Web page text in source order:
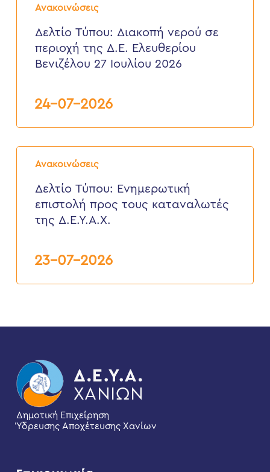
2026Ανακοινώσεις
Τύπου:
νερού
περιοχή
2026
Δελτίο Τύπου: Διακοπή νερού σε
περιοχή της Δ.Ε. Ελευθερίου
Βενιζέλου 27 Ιουλίου 2026
24-07-2026
Ανακοινώσεις
Δελτίο
Τύπου:
επιστολή
προς
τους
καταναλωτές
Δελτίο Τύπου: Eνημερωτική
επιστολή προς τους καταναλωτές
της Δ.Ε.Υ.Α.Χ.
23-07-2026
Δημοτική Επιχείρηση
Ύδρευσης Αποχέτευσης Χανίων